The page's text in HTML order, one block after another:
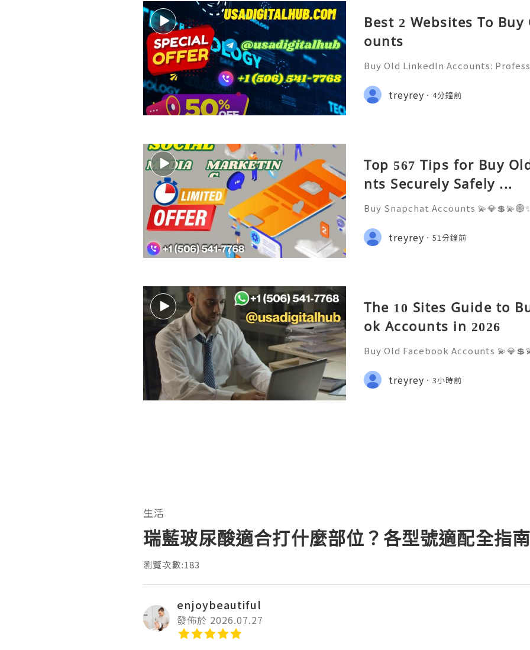
Best 2 Websites To
ounts
Buy Old LinkedIn Accounts:
ide 2026) 💫💎💲💫🌐✨💎Fast &
rt 💫💎💲💫🌐✨💎WhatsApp :+1
treyrey 4分鐘前
Top 567 Tips for Buy
nts Securely Safely ...
Buy Snapchat Accounts
💫💎💲💫🌐✨💎Telegram:
d: usadigitalhub
treyrey 51分鐘前
The 10 Sites Guide to
ok Accounts in 2026
Buy Old Facebook Accounts
68 💫💎💲💫🌐✨💎Telegram:
cord: usadigitalhub
treyrey 3小時前
生活
瑞藍玻尿酸適合打什麼部位？各型號適配全指
瀏覽次數:183
enjoybeautiful
發佈於 2026.07.27